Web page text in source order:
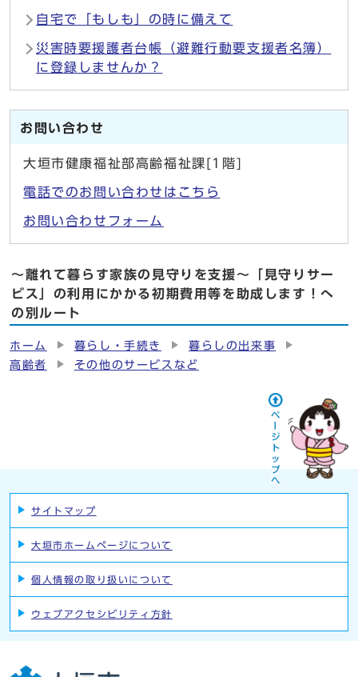
自宅で「もしも」の時に備えて
災害時要援護者台帳（避難行動要支援者名簿）
に登録しませんか？
お問い合わせ
大垣市健康福祉部高齢福祉課[1階]
電話でのお問い合わせはこちら
お問い合わせフォーム
〜離れて暮らす家族の見守りを支援〜「見守りサー
ビス」の利用にかかる初期費用等を助成します！へ
の別ルート
ホーム 暮らし・手続き
暮らしの出来事
高齢者
その他のサービスなど
サイトマップ
大垣市ホームページについて
個人情報の取り扱いについて
ウェブアクセシビリティ方針